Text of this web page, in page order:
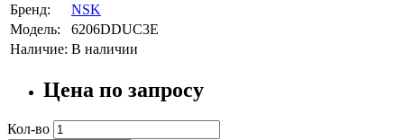
Бренд:
NSK
Модель:
6206DDUC3E
Наличие: В наличии
Цена по запросу
Кол-во